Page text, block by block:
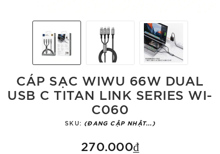
CÁP SẠC WIWU 66W DUAL
USB C TITAN LINK SERIES WI-
C060
SKU: (ĐANG CẬP NHẬT...)
270.000₫